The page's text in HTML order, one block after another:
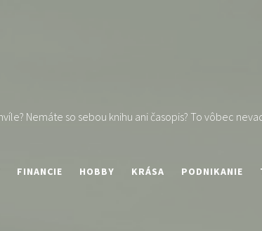
Nemáte so sebou knihu ani časopis? To vôbec
FINANCIE HOBBY KRÁSA PODNIKANIE